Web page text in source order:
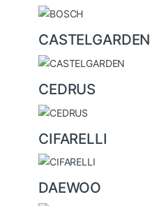
CASTELGARDEN
CEDRUS
CIFARELLI
DAEWOO